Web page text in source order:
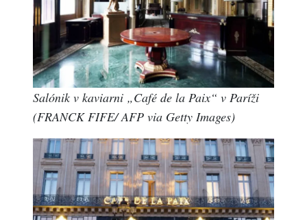
Salónik v kaviarni „Café de la Paix“ v Paríži
(FRANCK FIFE/ AFP via Getty Images)